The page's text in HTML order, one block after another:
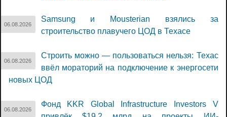
06.08.2026
Samsung и Mousterian взялись за
строительство плавучего ЦОД в Техасе
06.08.2026
Строить можно — пользоваться нельзя: Техас
ввёл мораторий на подключение к энергосети
новых ЦОД
06.08.2026
Фонд KKR Global Infrastructure Investors V